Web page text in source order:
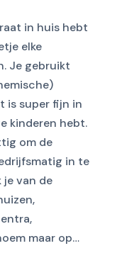
in huis hebt
elke
Je gebruikt
is super fijn in
kinderen hebt.
om de
in te
van de
maar op…